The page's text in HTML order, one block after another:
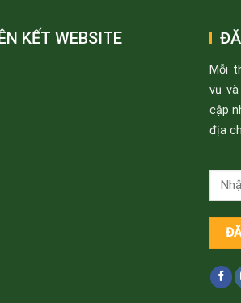
KẾT WEBSITE
Mỗi
vụ
cập
địa